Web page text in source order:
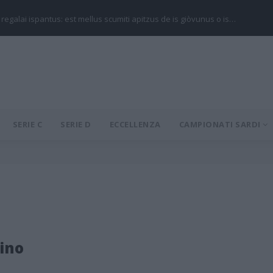
regalai ispantus: est mellus scumiti apitzus de is giòvunus o is…
SERIE C SERIE D ECCELLENZA CAMPIONATI SARDI